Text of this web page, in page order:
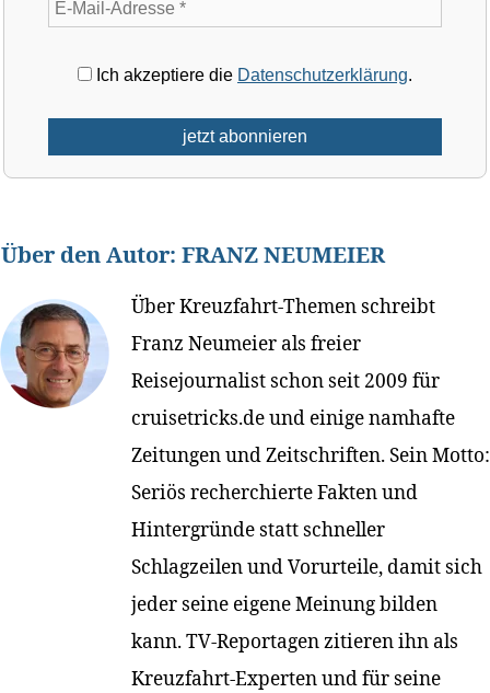
Ich akzeptiere die Datenschutzerklärung.
Über den Autor: FRANZ NEUMEIER
Über Kreuzfahrt-Themen schreibt
Franz Neumeier als freier
Reisejournalist schon seit 2009 für
cruisetricks.de und einige namhafte
Zeitungen und Zeitschriften. Sein Motto:
Seriös recherchierte Fakten und
Hintergründe statt schneller
Schlagzeilen und Vorurteile, damit sich
jeder seine eigene Meinung bilden
kann. TV-Reportagen zitieren ihn als
Kreuzfahrt-Experten und für seine